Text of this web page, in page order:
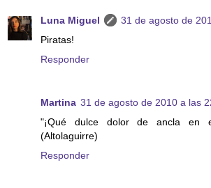
Luna Miguel
31 de agosto de
Piratas!
Responder
Martina 31 de agosto de 2010 a las
"¡Qué dulce dolor de ancla en
(Altolaguirre)
Responder